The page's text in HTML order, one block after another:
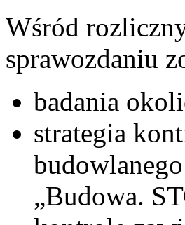
Wśród
sprawozdaniu
badania
strategia
„Budowa.